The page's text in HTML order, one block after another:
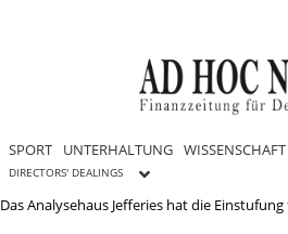
SPORT UNTERHALTUNG WISSENSCHAFT
DIRECTORS' DEALINGS
Das Analysehaus Jefferies hat die